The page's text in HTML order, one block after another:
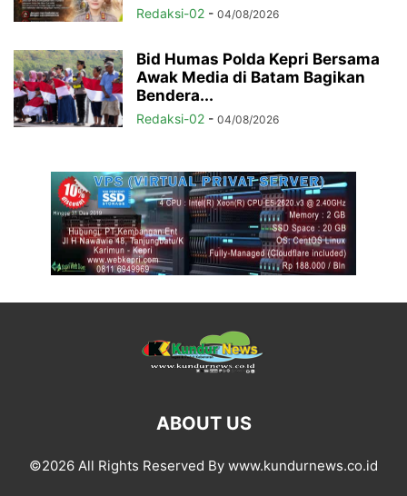
Redaksi-02 - 04/08/2026
Bid Humas Polda Kepri Bersama
Awak Media di Batam Bagikan
Bendera...
Redaksi-02 - 04/08/2026
ABOUT US
©2026 All Rights Reserved By www.kundurnews.co.id